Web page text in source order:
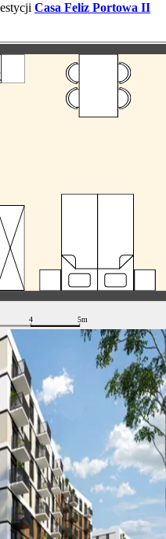
Casa Feliz Portowa II